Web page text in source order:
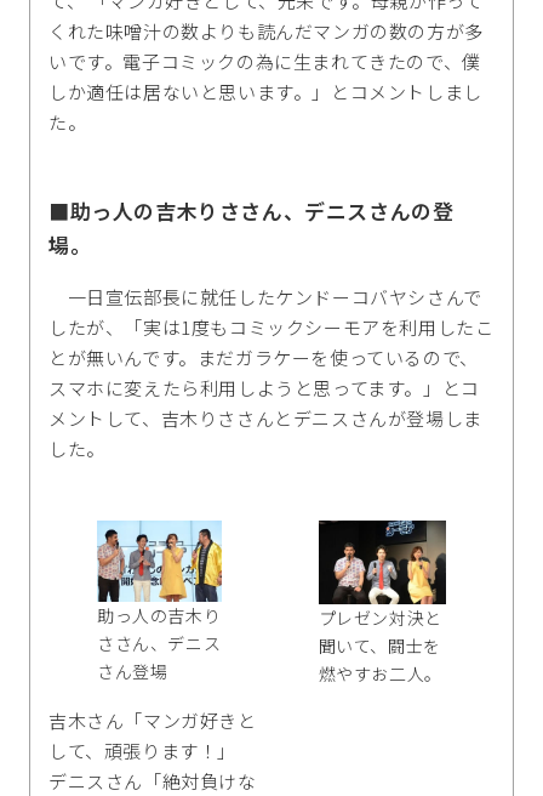
くれた味噌汁の数よりも読んだマンガの数の方が多
いです。電子コミックの為に生まれてきたので、僕
しか適任は居ないと思います。」とコメントしまし
た。
■助っ人の吉木りささん、デニスさんの登
場。
一日宣伝部長に就任したケンドーコバヤシさんで
したが、「実は1度もコミックシーモアを利用したこ
とが無いんです。まだガラケーを使っているので、
スマホに変えたら利用しようと思ってます。」とコ
メントして、吉木りささんとデニスさんが登場しま
した。
助っ人の吉木り
ささん、デニス
さん登場
吉木さん「マンガ好きと
して、頑張ります！」
デニスさん「絶対負けな
プレゼン対決と
聞いて、闘士を
燃やすお二人。